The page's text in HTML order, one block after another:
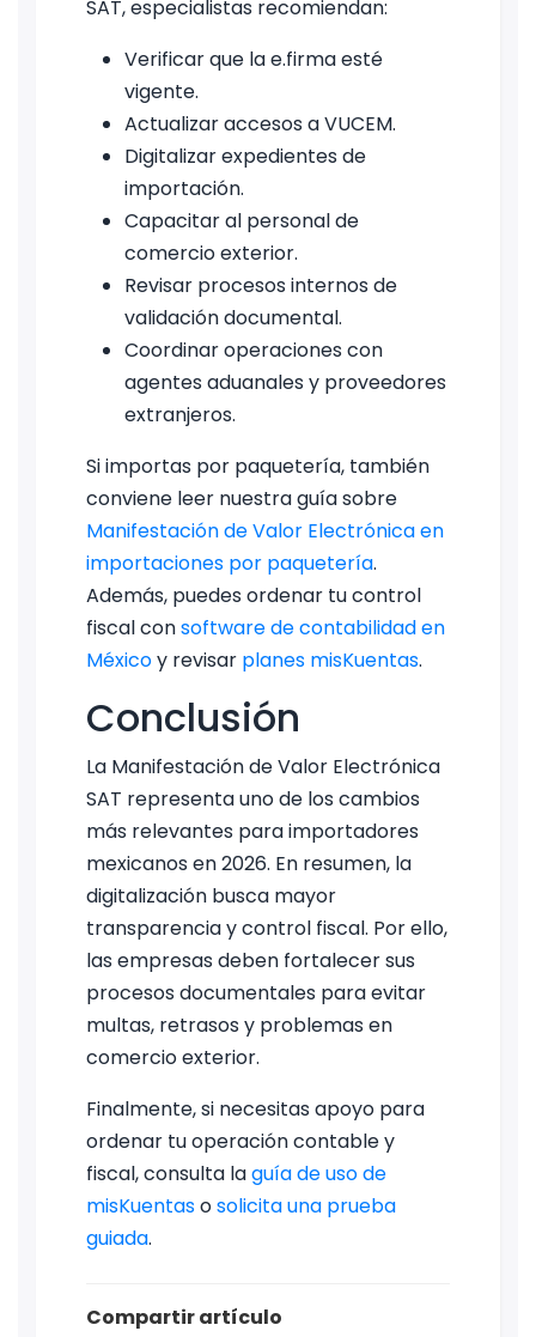
SAT, especialistas recomiendan:
Verificar que la e.firma esté
vigente.
Actualizar accesos a VUCEM.
Digitalizar expedientes de
importación.
Capacitar al personal de
comercio exterior.
Revisar procesos internos de
validación documental.
Coordinar operaciones con
agentes aduanales y proveedores
extranjeros.
Si importas por paquetería, también
conviene leer nuestra guía sobre
Manifestación de Valor Electrónica en
importaciones por paquetería.
Además, puedes ordenar tu control
fiscal consoftware de contabilidad en
Méxicoy revisar planes misKuentas.
Conclusión
La Manifestación de Valor Electrónica
SAT representa uno de los cambios
más relevantes para importadores
mexicanos en 2026. En resumen, la
digitalización busca mayor
transparencia y control fiscal. Por ello,
las empresas deben fortalecer sus
procesos documentales para evitar
multas, retrasos y problemas en
comercio exterior.
Finalmente, si necesitas apoyo para
ordenar tu operación contable y
fiscal, consulta laguía de uso de
misKuentasosolicita una prueba
guiada.
Compartir artículo